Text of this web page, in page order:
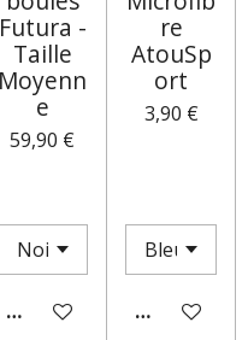
Futura -
Taille
Moyenn
e
59,90 €
M'AVERTIR SI DISPONIBLE
re
AtouSp
ort
3,90 €
AJOUTER